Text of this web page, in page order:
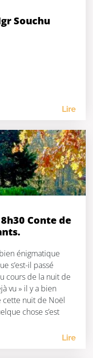
Souchu
Lire
Conte de
énigmatique
s’est-il passé
cours de la nuit de
vu » il y a bien
cette nuit de Noël
chose s’est
Lire